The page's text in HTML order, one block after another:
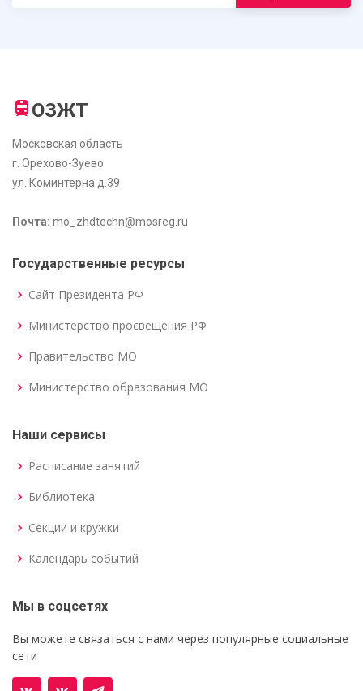
ОЗЖТ
Московская область
г. Орехово-Зуево
ул. Коминтерна д.39
Почта: mo_zhdtechn@mosreg.ru
Государственные ресурсы
Сайт Президента РФ
Министерство просвещения РФ
Правительство МО
Министерство образования МО
Наши сервисы
Расписание занятий
Библиотека
Секции и кружки
Календарь событий
Мы в соцсетях
Вы можете связаться с нами через популярные социальные
сети